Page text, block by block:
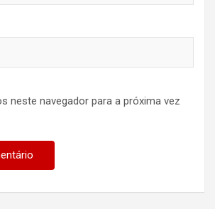
neste navegador para a próxima vez